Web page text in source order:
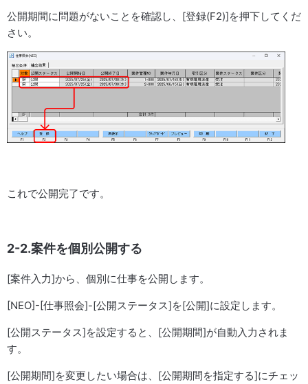
公開期間に問題がないことを確認し、[登録(F2)]を押下してくだ
さい。
これで公開完了です。
2-2.案件を個別公開する
[案件入力]から、個別に仕事を公開します。
[NEO]-[仕事照会]-[公開ステータス]を[公開]に設定します。
[公開ステータス]を設定すると、[公開期間]が自動入力されま
す。
[公開期間]を変更したい場合は、[公開期間を指定する]にチェッ